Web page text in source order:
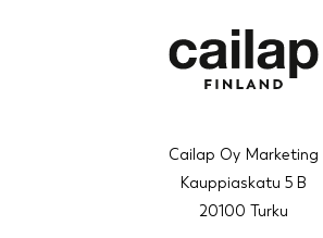
Cailap Oy Marketing
Kauppiaskatu 5 B
20100 Turku